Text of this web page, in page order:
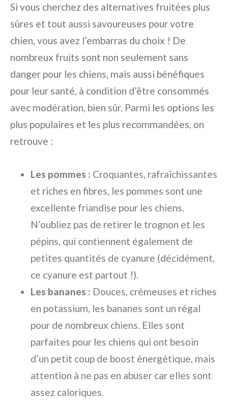
Si vous cherchez des alternatives fruitées plus
sûres et tout aussi savoureuses pour votre
chien, vous avez l’embarras du choix ! De
nombreux fruits sont non seulement sans
danger pour les chiens, mais aussi bénéfiques
pour leur santé, à condition d’être consommés
avec modération, bien sûr. Parmi les options les
plus populaires et les plus recommandées, on
retrouve :
Les pommes : Croquantes, rafraîchissantes
et riches en fibres, les pommes sont une
excellente friandise pour les chiens.
N’oubliez pas de retirer le trognon et les
pépins, qui contiennent également de
petites quantités de cyanure (décidément,
ce cyanure est partout !).
Les bananes : Douces, crémeuses et riches
en potassium, les bananes sont un régal
pour de nombreux chiens. Elles sont
parfaites pour les chiens qui ont besoin
d’un petit coup de boost énergétique, mais
attention à ne pas en abuser car elles sont
assez caloriques.